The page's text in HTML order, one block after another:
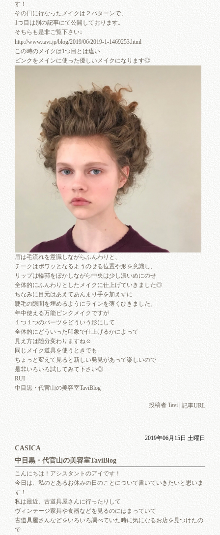
す！
その日に行なったメイクは２パターンで、
1つ目は別の記事にて公開しております。
そちらも是非ご覧下さい↓
http://www.tavi.jp/blog/2019/06/2019-1-1469253.html
この時のメイクは1つ目とは違い
ピンクをメインに使った優しいメイクになります◎
眉は毛流れを意識しながらふんわりと、
チークはポワッとなるようのせる位置や形を意識し、
リップは輪郭をぼかしながら中央は少し濃いめにのせ
全体的にふんわりとしたメイクに仕上げていきました◎
ちなみに目元はあえてあんまり手を加えずに
睫毛の隙間を埋めるようにラインを薄くひきました。
年中使える万能ピンクメイクですが
１つ１つのパーツをどういう形にして
全体的にどういった印象で仕上げるかによって
見え方は随分変わりますね☺︎
同じメイク道具を使うときでも
ちょっと変えて見ると新しい発見があって楽しいので
是非いろいろ試してみて下さい◎
RUI
中目黒・代官山の美容室TaviBlog
投稿者 Tavi | 記事URL
2019年06月15日 土曜日
中目黒・代官山の美容室TaviBlog
こんにちは！アシスタントのアイです！
今日は、私のとあるお休みの日のことについて書いていきたいと思いま
す！
私は最近、古道具屋さんに行ったりして
ヴィンテージ家具や食器などを見るのにはまっていて
古道具屋さんなどをいろいろ調べていた時に気になるお店を見つけたの
で